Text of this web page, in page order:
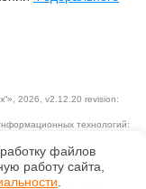
, 2026, v2.12.20 revision:
технологий:
файлов
работу сайта,
.